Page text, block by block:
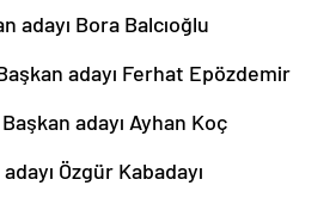
adayı Bora Balcıoğlu
adayı Ferhat Epözdemir
adayı Ayhan Koç
Özgür Kabadayı